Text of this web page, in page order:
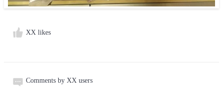
XX likes
Comments by XX users